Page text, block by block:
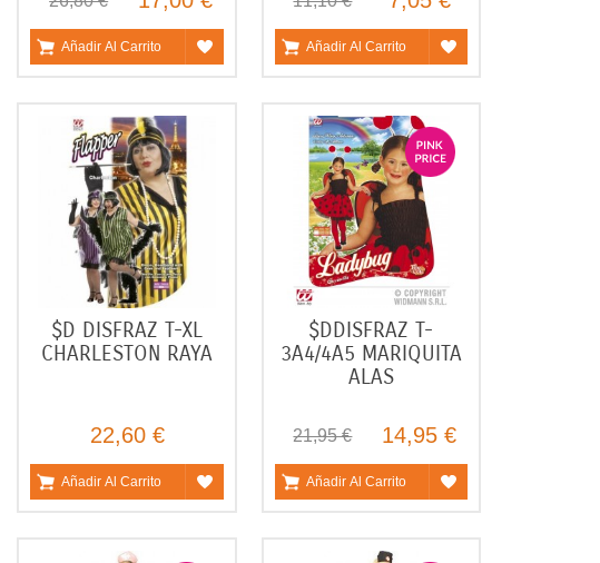
Añadir Al Carrito Añadir Al Carrito
$D DISFRAZ T-XL
CHARLESTON RAYA
22,60 €
Añadir Al Carrito
$DDISFRAZ T-
3A4/4A5 MARIQUITA
ALAS
21,95 € 14,95 €
Añadir Al Carrito